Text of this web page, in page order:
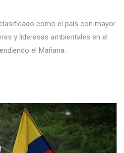
como el país con mayor
y lideresas ambientales en el
el Mañana: